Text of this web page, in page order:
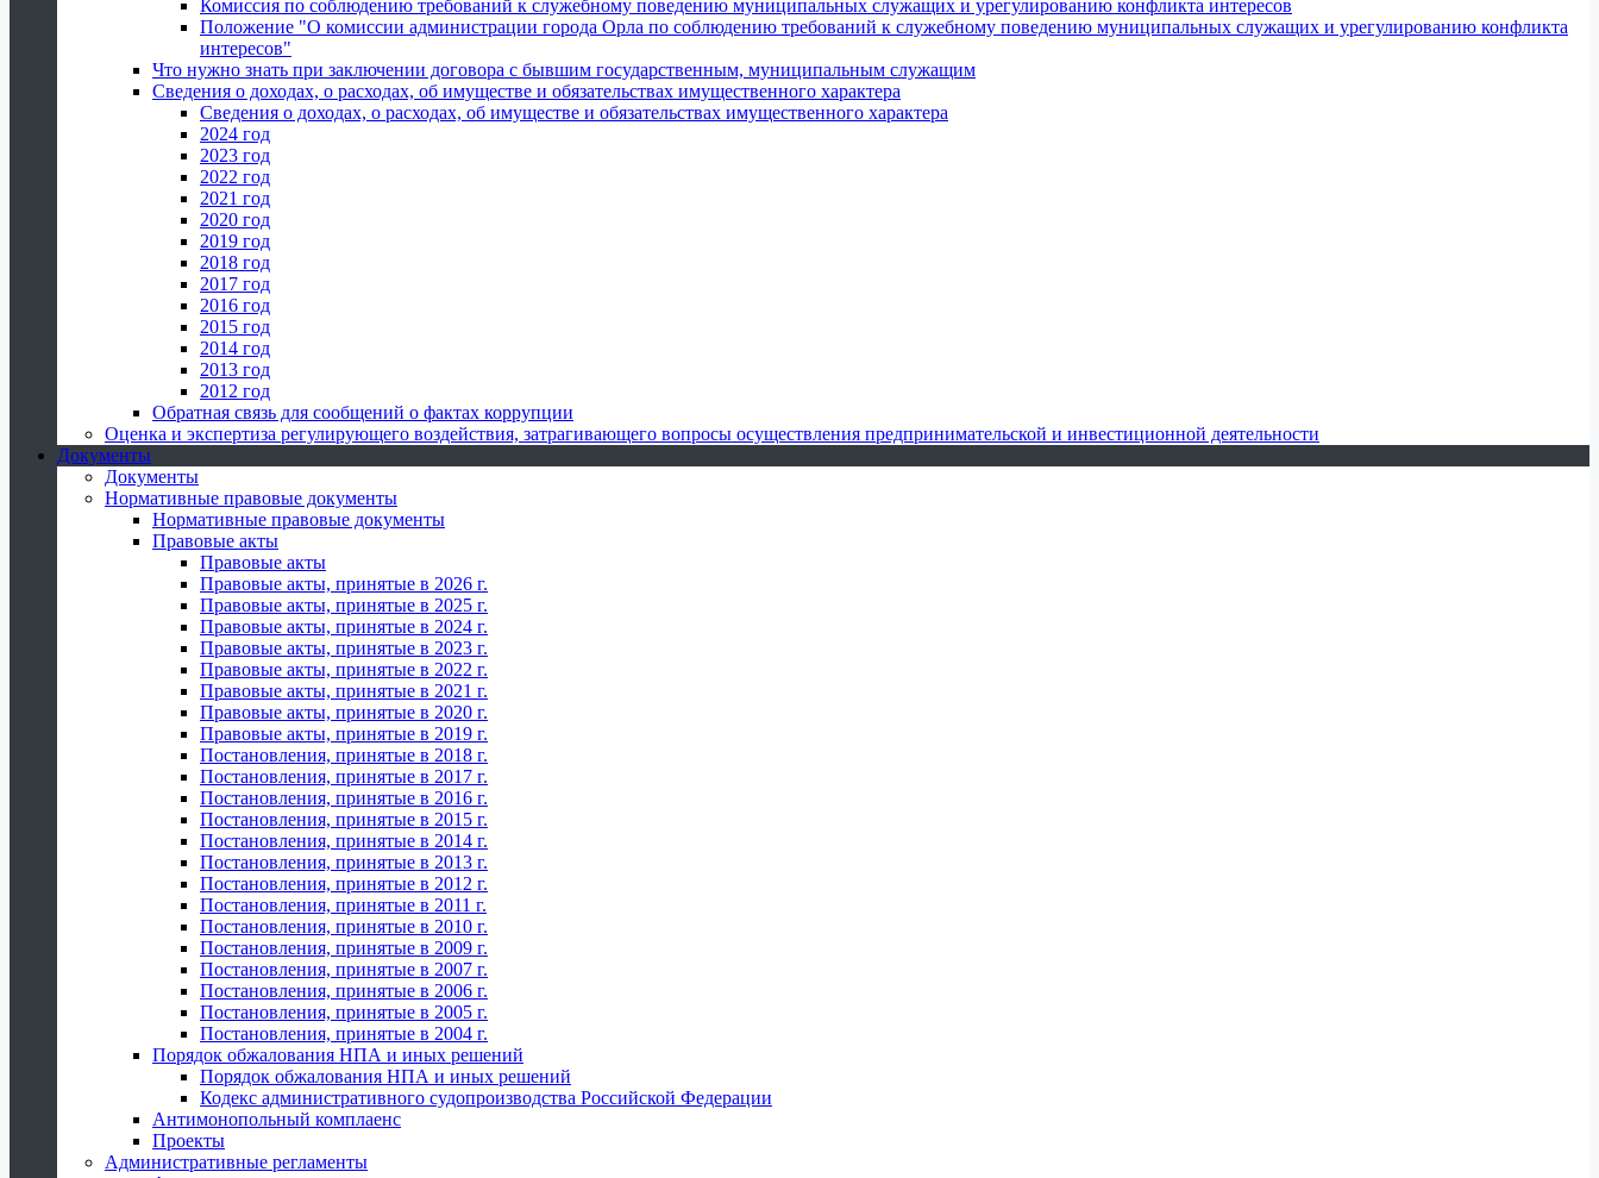
Комиссия по соблюдению требований к служебному поведению муниципальных служащих и урегулированию конфликта интересов
Положение "О комиссии администрации города Орла по соблюдению требований к служебному поведению муниципальных служащих и урегулированию конфликта
интересов"
Что нужно знать при заключении договора с бывшим государственным, муниципальным служащим
Сведения о доходах, о расходах, об имуществе и обязательствах имущественного характера
Сведения о доходах, о расходах, об имуществе и обязательствах имущественного характера
2024 год
2023 год
2022 год
2021 год
2020 год
2019 год
2018 год
2017 год
2016 год
2015 год
2014 год
2013 год
2012 год
Обратная связь для сообщений о фактах коррупции
Оценка и экспертиза регулирующего воздействия, затрагивающего вопросы осуществления предпринимательской и инвестиционной деятельности
Документы
Документы
Нормативные правовые документы
Нормативные правовые документы
Правовые акты
Правовые акты
Правовые акты, принятые в 2026 г.
Правовые акты, принятые в 2025 г.
Правовые акты, принятые в 2024 г.
Правовые акты, принятые в 2023 г.
Правовые акты, принятые в 2022 г.
Правовые акты, принятые в 2021 г.
Правовые акты, принятые в 2020 г.
Правовые акты, принятые в 2019 г.
Постановления, принятые в 2018 г.
Постановления, принятые в 2017 г.
Постановления, принятые в 2016 г.
Постановления, принятые в 2015 г.
Постановления, принятые в 2014 г.
Постановления, принятые в 2013 г.
Постановления, принятые в 2012 г.
Постановления, принятые в 2011 г.
Постановления, принятые в 2010 г.
Постановления, принятые в 2009 г.
Постановления, принятые в 2007 г.
Постановления, принятые в 2006 г.
Постановления, принятые в 2005 г.
Постановления, принятые в 2004 г.
Порядок обжалования НПА и иных решений
Порядок обжалования НПА и иных решений
Кодекс административного судопроизводства Российской Федерации
Антимонопольный комплаенс
Проекты
Административные регламенты